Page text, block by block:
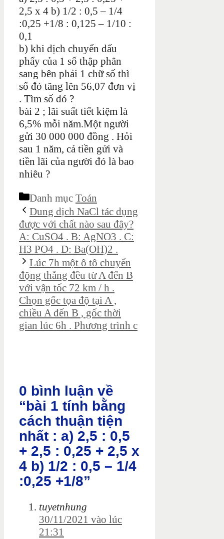
2,5 x 4 b) 1/2 : 0,5 – 1/4
:0,25 +1/8 : 0,125 – 1/10 :
0,1
b) khi dịch chuyển dấu
phẩy của 1 số thập phân
sang bên phải 1 chữ số thì
số đó tăng lên 56,07 đơn vị
. Tìm số đó ?
bài 2 ; lãi suất tiết kiệm là
6,5% mỗi năm.Một người
gửi 30 000 000 đồng . Hỏi
sau 1 năm, cả tiền gửi và
tiền lãi của người đó là bao
nhiêu ?
Danh mục Toán
Dung dịch NaCl tác dụng
được với chất nào sau đây?
A: CuSO4 . B: AgNO3 . C:
H3 PO4 . D: Ba(OH)2 .
Lúc 7h một ô tô chuyển
động thẳng đều từ A đến B
với vận tốc 72 km / h .
Chọn gốc tọa độ tại A ,
chiều A đến B , gốc thời
gian lúc 6h . Phương trình c
0 bình luận về
“bài 1 tính bằng
cách thuận tiện
nhất : a) 2,5 : 0,5
+ 2,5 : 0,25 + 2,5 x
4 b) 1/2 : 0,5 – 1/4
:0,25 +1/8”
tuyetnhung
30/11/2021 vào lúc
21:31